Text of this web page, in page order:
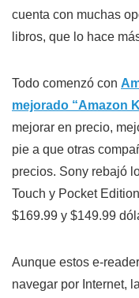
cuenta con muchas
libros, que lo hace
Todo comenzó con
mejorado “Amazon
mejorar en precio,
pie a que otras
precios. Sony rebajó
Touch y Pocket
$169.99 y $149.99
Aunque estos e-
navegar por Internet,